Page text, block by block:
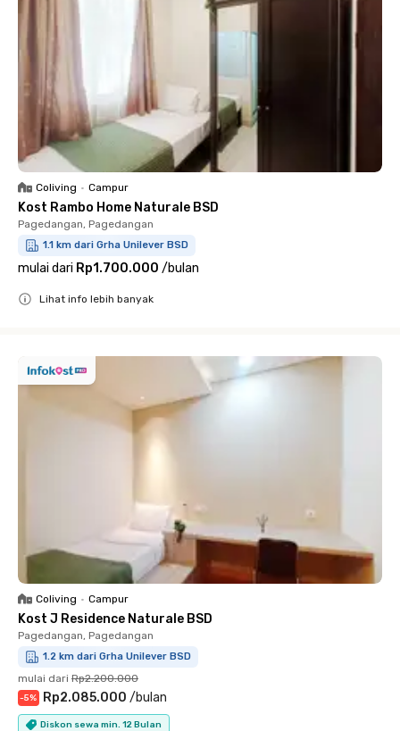
Coliving • Campur
Kost Rambo Home Naturale BSD
Pagedangan, Pagedangan
1.1 km dari Grha Unilever BSD
mulai dari Rp1.700.000 /bulan
Lihat info lebih banyak
Coliving • Campur
Kost J Residence Naturale BSD
Pagedangan, Pagedangan
1.2 km dari Grha Unilever BSD
mulai dari Rp2.200.000
-5% Rp2.085.000 /bulan
Diskon sewa min. 12 Bulan